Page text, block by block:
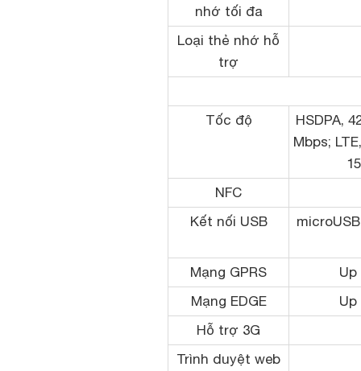
nhớ tối đa
Loại thẻ nhớ hỗ
trợ
Tốc độ
HSDPA,
Mbps;
NFC
Kết nối USB
Mạng GPRS
Up
Mạng EDGE
Up
Hỗ trợ 3G
Trình duyệt web